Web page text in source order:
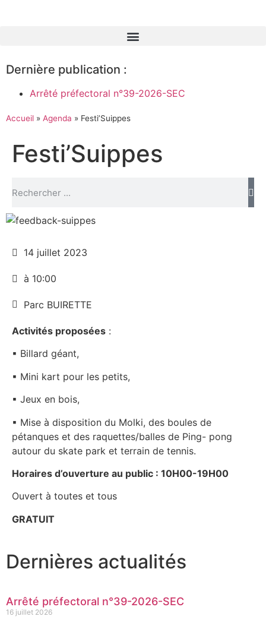
Dernière publication :
Arrêté préfectoral n°39-2026-SEC
Accueil » Agenda » Festi’Suippes
Festi’Suippes
Activités proposées :
▪ Billard géant,
▪ Mini kart pour les petits,
▪ Jeux en bois,
▪ Mise à disposition du Molki, des boules de
pétanques et des raquettes/balles de Ping- pong
autour du skate park et terrain de tennis.
Horaires d’ouverture au public : 10H00-19H00
Ouvert à toutes et tous
GRATUIT
14 juillet 2023
à 10:00
Parc BUIRETTE
Dernières actualités
Arrêté préfectoral n°39-2026-SEC
16 juillet 2026